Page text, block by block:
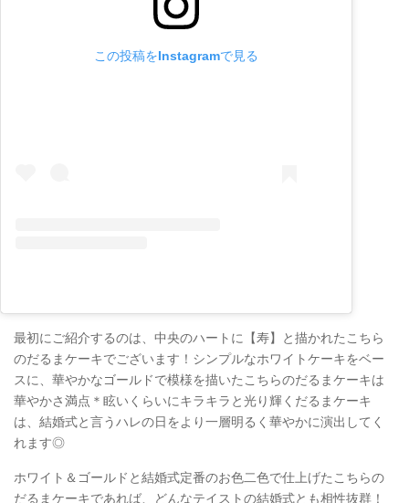
この投稿をInstagramで見る
最初にご紹介するのは、中央のハートに【寿】と描かれたこちら
のだるまケーキでございます！シンプルなホワイトケーキをベー
スに、華やかなゴールドで模様を描いたこちらのだるまケーキは
華やかさ満点＊眩いくらいにキラキラと光り輝くだるまケーキ
は、結婚式と言うハレの日をより一層明るく華やかに演出してく
れます◎
ホワイト＆ゴールドと結婚式定番のお色二色で仕上げたこちらの
だるまケーキであれば、どんなテイストの結婚式とも相性抜群！